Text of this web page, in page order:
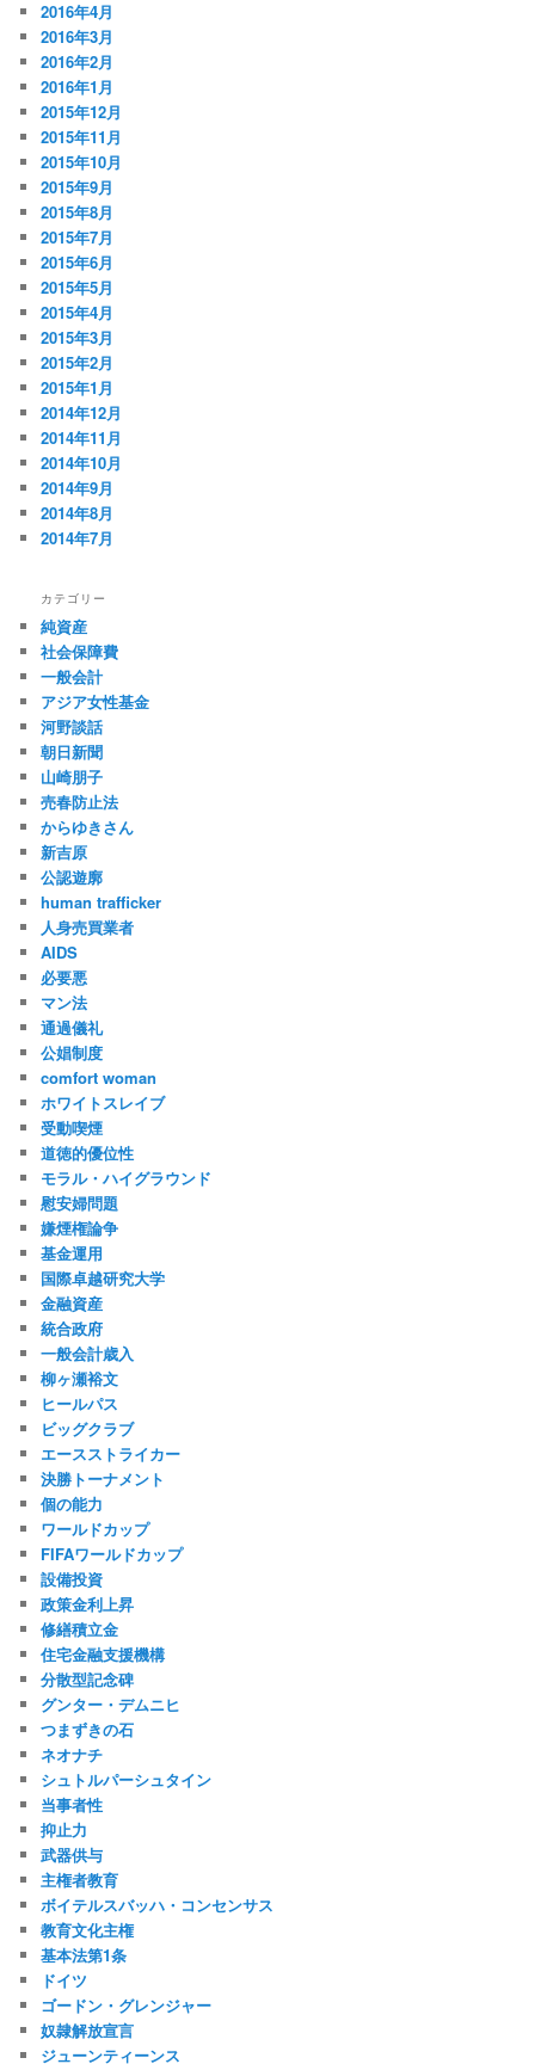
2016年4月
2016年3月
2016年2月
2016年1月
2015年12月
2015年11月
2015年10月
2015年9月
2015年8月
2015年7月
2015年6月
2015年5月
2015年4月
2015年3月
2015年2月
2015年1月
2014年12月
2014年11月
2014年10月
2014年9月
2014年8月
2014年7月
カテゴリー
純資産
社会保障費
一般会計
アジア女性基金
河野談話
朝日新聞
山崎朋子
売春防止法
からゆきさん
新吉原
公認遊廓
human trafficker
人身売買業者
AIDS
必要悪
マン法
通過儀礼
公娼制度
comfort woman
ホワイトスレイブ
受動喫煙
道徳的優位性
モラル・ハイグラウンド
慰安婦問題
嫌煙権論争
基金運用
国際卓越研究大学
金融資産
統合政府
一般会計歳入
柳ヶ瀬裕文
ヒールパス
ビッグクラブ
エースストライカー
決勝トーナメント
個の能力
ワールドカップ
FIFAワールドカップ
設備投資
政策金利上昇
修繕積立金
住宅金融支援機構
分散型記念碑
グンター・デムニヒ
つまずきの石
ネオナチ
シュトルパーシュタイン
当事者性
抑止力
武器供与
主権者教育
ボイテルスバッハ・コンセンサス
教育文化主権
基本法第1条
ドイツ
ゴードン・グレンジャー
奴隷解放宣言
ジューンティーンス